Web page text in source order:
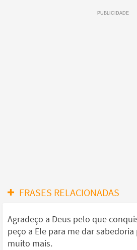
FRASES RELACIONADAS
Agradeço a Deus pelo que
peço a Ele para me dar
muito mais.